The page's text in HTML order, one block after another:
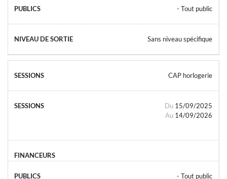
- Tout public
Sans niveau spécifique
CAP horlogerie
Du 15/09/2025
Au 14/09/2026
- Tout public